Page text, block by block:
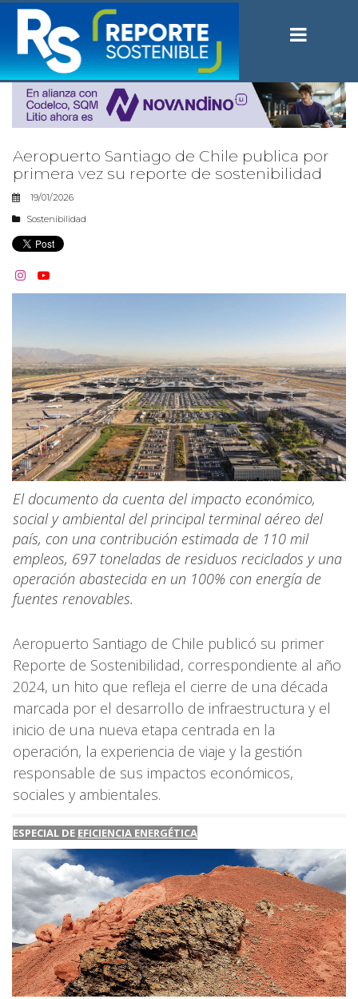
Aeropuerto Santiago de Chile publica por
primera vez su reporte de sostenibilidad
19/01/2026
Sostenibilidad
 
El documento da cuenta del impacto económico,
social y ambiental del principal terminal aéreo del
país, con una contribución estimada de 110 mil
empleos, 697 toneladas de residuos reciclados y una
operación abastecida en un 100% con energía de
fuentes renovables.
Aeropuerto Santiago de Chile publicó su primer
Reporte de Sostenibilidad, correspondiente al año
2024, un hito que refleja el cierre de una década
marcada por el desarrollo de infraestructura y el
inicio de una nueva etapa centrada en la
operación, la experiencia de viaje y la gestión
responsable de sus impactos económicos,
sociales y ambientales.
ESPECIAL DE EFICIENCIA ENERGÉTICA